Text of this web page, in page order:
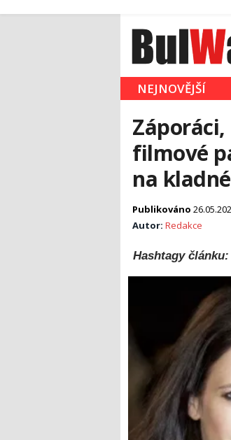
NEJNOVĚJŠÍ
filmové
na
Publikováno
Autor: Redakce
Hashtagy článku: